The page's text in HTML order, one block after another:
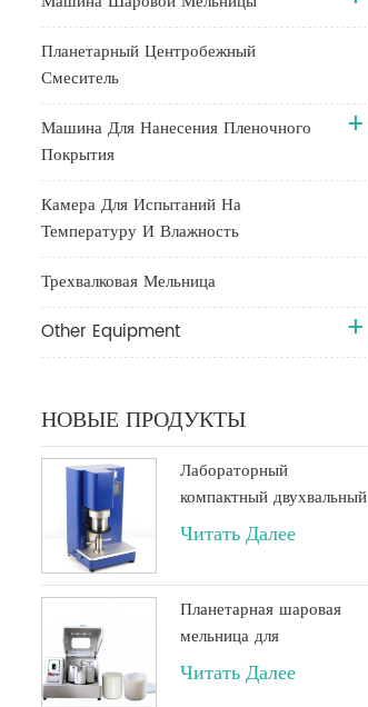
Планетарный Центробежный
Смеситель
Машина Для Нанесения Пленочного
Покрытия
Камера Для Испытаний На
Температуру И Влажность
Трехвалковая Мельница
Other Equipment
НОВЫЕ ПРОДУКТЫ
Лабораторный
компактный двухвальный
планетарный вакуумный
миксер объемом 500 мл
или 250 мл
Читать Далее
Планетарная шаровая
мельница для
измельчения порошка
Читать Далее